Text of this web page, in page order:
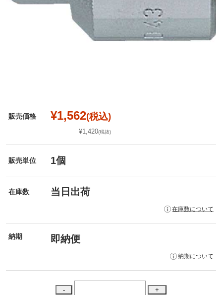
販売価格 ¥1,562(税込)
¥1,420(税抜)
販売単位 1個
在庫数 当日出荷
在庫数について
納期 即納便
納期について